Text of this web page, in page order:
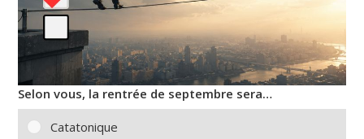
Selon vous, la rentrée de septembre sera…
Catatonique